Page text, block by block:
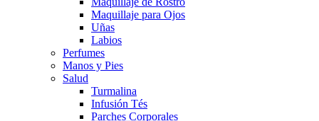
Maquillaje para Ojos
Uñas
Labios
Perfumes
Manos y Pies
Salud
Turmalina
Infusión Tés
Parches Corporales